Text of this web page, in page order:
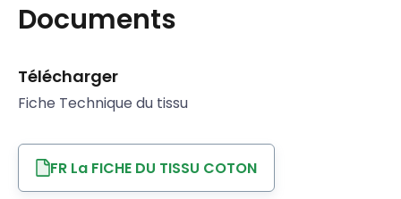
Documents
Télécharger
Fiche Technique du tissu
FR La FICHE DU TISSU COTON